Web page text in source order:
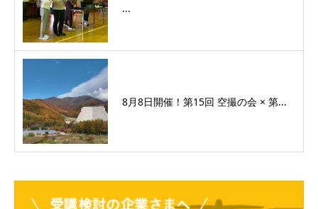
...
8月8日開催！第15回 空撮の会 × 第...